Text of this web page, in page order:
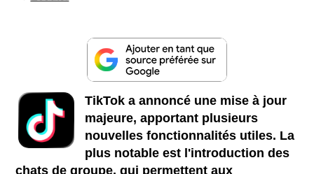
TikTok a annoncé une mise à jour
majeure, apportant plusieurs
nouvelles fonctionnalités utiles. La
plus notable est l'introduction des
chats de groupe, qui permettent aux